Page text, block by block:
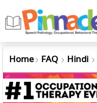
Home FAQ Hindi